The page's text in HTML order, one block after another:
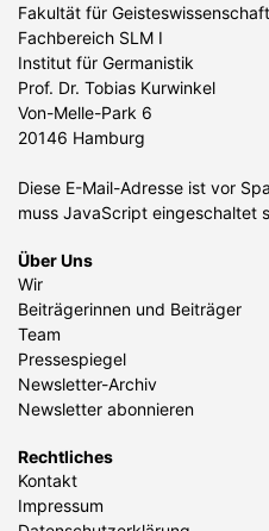
Fakultät für
Fachbereich SLM I
Institut für Germanistik
Prof. Dr. Tobias Kurwinkel
Von-Melle-Park 6
20146 Hamburg
Diese E-Mail-Adresse ist vor
muss JavaScript eingeschaltet
Über Uns
Wir
Beiträgerinnen und Beiträger
Team
Pressespiegel
Newsletter-Archiv
Newsletter abonnieren
Rechtliches
Kontakt
Impressum